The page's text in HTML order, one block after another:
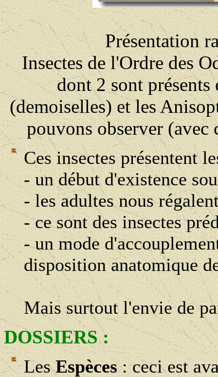
Présentation
Insectes de l'Ordre des
dont 2 sont
(demoiselles) et les
pouvons observer (avec
Ces insectes présentent
- un début d'existence
- les adultes nous
- ce sont des insectes
- un mode
disposition anatomique
Mais surtout l'envie de
DOSSIERS :
LesEspèces: ceci est